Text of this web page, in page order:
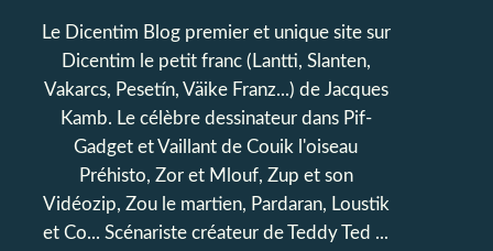
Le Dicentim Blog premier et unique site sur
Dicentim le petit franc (Lantti, Slanten,
Vakarcs, Pesetín, Väike Franz...) de Jacques
Kamb. Le célèbre dessinateur dans Pif-
Gadget et Vaillant de Couik l'oiseau
Préhisto, Zor et Mlouf, Zup et son
Vidéozip, Zou le martien, Pardaran, Loustik
et Co... Scénariste créateur de Teddy Ted ...